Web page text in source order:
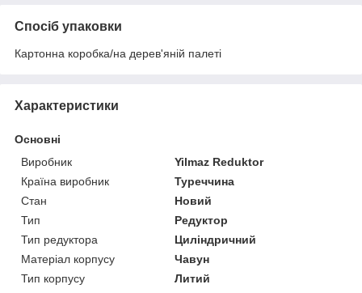
Системи охолодження:
Контроль параметрів:
Спосіб упаковки
Картонна коробка/на дерев'яній палеті
Характеристики
Основні
Виробник
Yilmaz Reduktor
Країна виробник
Туреччина
Стан
Новий
Тип
Редуктор
Тип редуктора
Циліндричний
Матеріал корпусу
Чавун
Тип корпусу
Литий